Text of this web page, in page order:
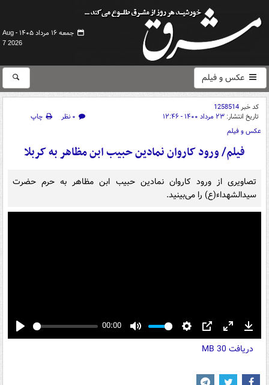
جمعه ۱۶ مرداد ۱۴۰۵ -
Aug
7 2026
عکس و فیلم
کد خبر1258514
تاریخ انتشار: ۲۳ مرداد ۱۴۰۰ - ۱۲:۴۶ ۰ نظر
چاپ
عکس و فیلم
فیلم/ ورود کاروان نمادین حبیب ابن مظاهر به کربلا
تصاویری از ورود کاروان نمادین حبیب ابن مظاهر به حرم حضرت
سیدالشهداء(ع) را می‌بینید.
Play
00:00
Mute Settings
PIP Enter
fullscreen
دریافت 30 MB